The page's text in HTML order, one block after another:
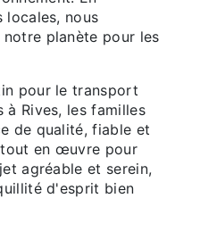
locales, nous
planète pour les
pour le transport
à Rives, les familles
de qualité, fiable et
tout en œuvre pour
agréable et serein,
d'esprit bien